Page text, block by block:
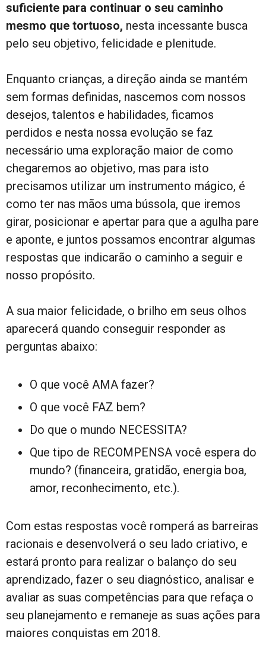
suficiente para continuar o seu caminho
mesmo que tortuoso, nesta incessante busca
pelo seu objetivo, felicidade e plenitude.
Enquanto crianças, a direção ainda se mantém
sem formas definidas, nascemos com nossos
desejos, talentos e habilidades, ficamos
perdidos e nesta nossa evolução se faz
necessário uma exploração maior de como
chegaremos ao objetivo, mas para isto
precisamos utilizar um instrumento mágico, é
como ter nas mãos uma bússola, que iremos
girar, posicionar e apertar para que a agulha pare
e aponte, e juntos possamos encontrar algumas
respostas que indicarão o caminho a seguir e
nosso propósito.
A sua maior felicidade, o brilho em seus olhos
aparecerá quando conseguir responder as
perguntas abaixo:
O que você AMA fazer?
O que você FAZ bem?
Do que o mundo NECESSITA?
Que tipo de RECOMPENSA você espera do
mundo? (financeira, gratidão, energia boa,
amor, reconhecimento, etc.).
Com estas respostas você romperá as barreiras
racionais e desenvolverá o seu lado criativo, e
estará pronto para realizar o balanço do seu
aprendizado, fazer o seu diagnóstico, analisar e
avaliar as suas competências para que refaça o
seu planejamento e remaneje as suas ações para
maiores conquistas em 2018.